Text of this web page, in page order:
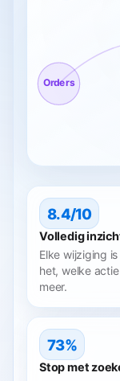
Orders
8.4/10
Volledig
Elke wijziging
het, welke
meer.
73%
Stop met